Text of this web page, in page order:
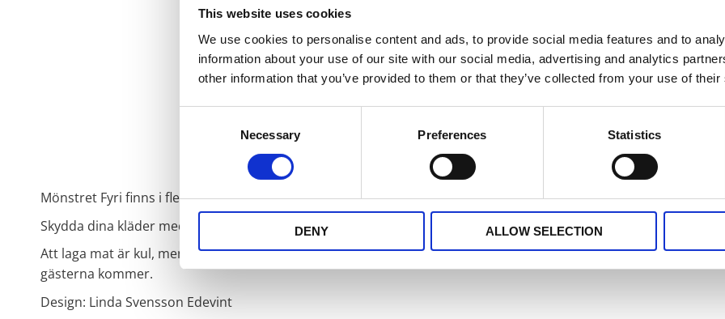
This website uses cookies
We use cookies to personalise content and ads, to provide social media features and to
information about your use of our site with our social media, advertising and analytics
other information that you’ve provided to them or that they’ve collected from your use of
Necessary Preferences Statistics
DENY ALLOW SELECTION
katter.
Mönstret Fyri finns i flera produkter följ länkenFYRIså finner du fler.
Skydda dina kläder med ett fint förkläde.
Att laga mat är kul, men ibland kan ingredienserna vilja smita från kastrullen. Ettförklädeskyddar dina kläder
gästerna kommer.
Design: Linda Svensson Edevint